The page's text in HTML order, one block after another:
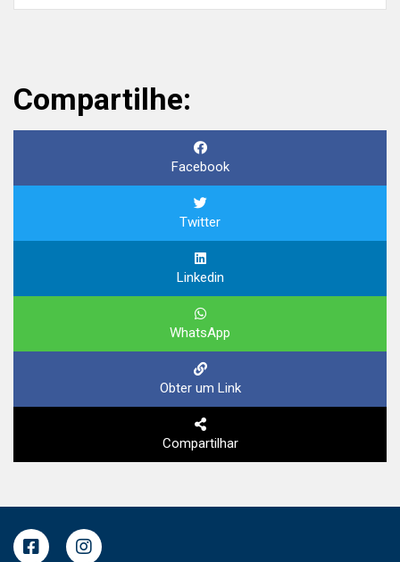
Compartilhe:
Facebook
Twitter
Linkedin
WhatsApp
Obter um Link
Compartilhar